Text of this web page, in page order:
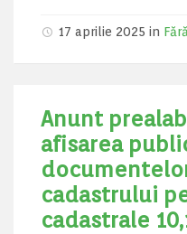
17 aprilie 2025 in
Anunt
afisarea
cadastrului
cadastrale